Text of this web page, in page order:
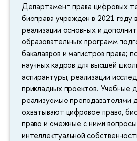
Департамент права цифровых
биоправа учрежден в 2021 году
реализации основных и
образовательных программ
бакалавров и магистров права;
научных кадров для высшей
аспирантуры; реализации
прикладных проектов. Учебные
реализуемые преподавателями
охватывают цифровое право,
право и смежные с ними вопросы
интеллектуальной